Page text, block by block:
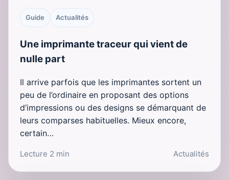
Guide Actualités
Une imprimante traceur qui vient de
nulle part
Il arrive parfois que les imprimantes sortent un
peu de l’ordinaire en proposant des options
d’impressions ou des designs se démarquant de
leurs comparses habituelles. Mieux encore,
certain…
Lecture 2 min Actualités